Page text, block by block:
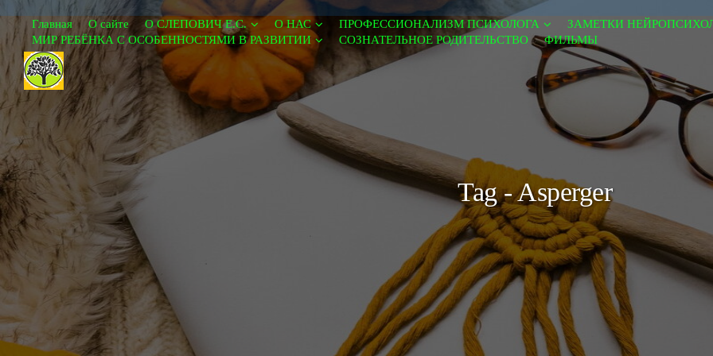
Главная О сайте О СЛЕПОВИЧ Е.С. О НАС ПРОФЕССИОНАЛИЗМ ПСИХОЛОГА
ЗАМЕТКИ
МИР РЕБЁНКА С ОСОБЕННОСТЯМИ В РАЗВИТИИ
СОЗНАТЕЛЬНОЕ РОДИТЕЛЬСТВО ФИЛЬМЫ
Tag - Asperger